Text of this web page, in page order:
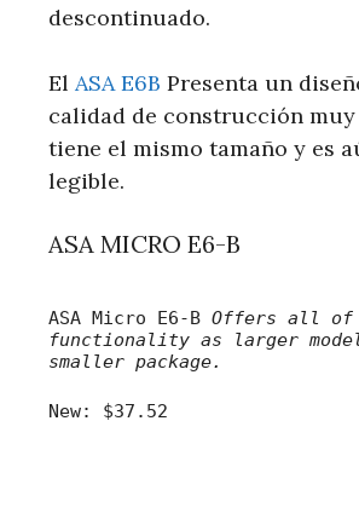
descontinuado.
El ASA E6B Presenta un
calidad de construcción
tiene el mismo tamaño y es
legible.
ASA MICRO E6-B
ASA Micro E6-B Offers all of
functionality as larger
smaller package.
New: $37.52